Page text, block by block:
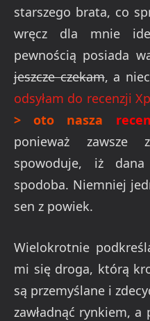
starszego brata, co
wręcz dla mnie
pewnością posiada
jeszcze czekam, a
odsyłam do recenzji
> oto nasza
ponieważ
spowoduje, iż
spodoba. Niemniej
sen z powiek.
Wielokrotnie
mi się droga, którą
są przemyślane i
zawładnąć rynkiem,